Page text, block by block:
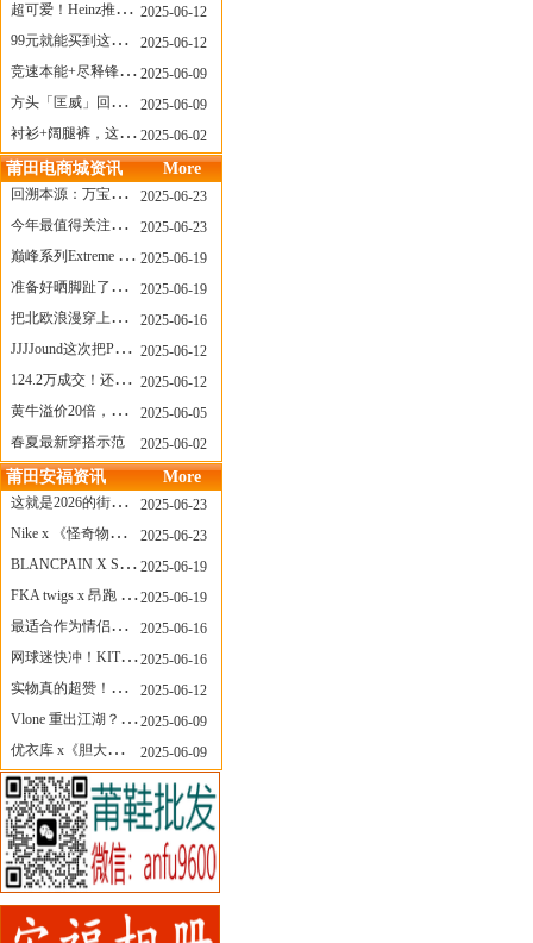
超可爱！Heinz推出星之卡比合作款番茄酱！
2025-06-12
99元就能买到这样颜值的太阳镜？优衣库夏季墨镜系列
2025-06-12
竞速本能+尽释锋芒——罗杰杜彼Roger+Dubuis王者竞速系列飞返计时码表燃擎赛道
2025-06-09
方头「匡威」回归！日系简约里的小心思
2025-06-09
衬衫+阔腿裤，这样穿美出新高度！
2025-06-02
莆田电商城资讯 More
回溯本源：万宝龙推出明星系列都市灰腕表新作
2025-06-23
今年最值得关注的AF1！KOBE x AF1 明日发售
2025-06-23
巅峰系列Extreme Diver潜水腕表与Revival Diver复刻版潜水腕表共同推出“暗影款”新作
2025-06-19
准备好晒脚趾了吗？透明款 AF1 要回归了
2025-06-19
把北欧浪漫穿上脚，Cecilie Bahnsen x ASICS
2025-06-16
JJJJound这次把PUMA改得好安静
2025-06-12
124.2万成交！还有什么是Labubu做不到的？
2025-06-12
黄牛溢价20倍，「Labubu」3.0市价大盘点！假货比正品还贵...
2025-06-05
春夏最新穿搭示范
2025-06-02
莆田安福资讯 More
这就是2026的街头感！Prada新包我先爱了
2025-06-23
Nike x 《怪奇物语》联名回归，终于轮到这双热门款了！
2025-06-23
BLANCPAIN X SWATCH联名款 BIOCERAMIC SCUBA FIFTY FATHOMS 系列推出全新 GREEN ABYSS（碧波洋）腕表
2025-06-19
FKA twigs x 昂跑 联名来了，这三双 Cloud X 你选哪一双？
2025-06-19
最适合作为情侣鞋的New Balance 1906 Loafer出现了！
2025-06-16
网球迷快冲！KITH x Wilson 限量球拍太会设计了
2025-06-16
实物真的超赞！NB 新款 2010 新配色
2025-06-12
Vlone 重出江湖？突然又要联名，谁能想到！
2025-06-09
优衣库 x《胆大党》新品公布，第二季联动周边来了！
2025-06-09